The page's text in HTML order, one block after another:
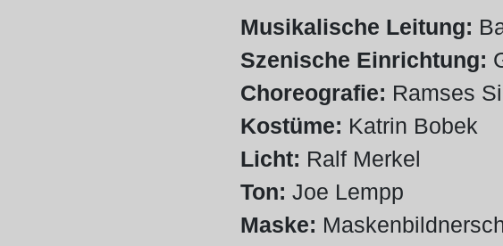
Musikalische Leitung:
Szenische Einrichtung:
Choreografie: Ramses
Kostüme: Katrin Bobek
Licht: Ralf Merkel
Ton: Joe Lempp
Maske: